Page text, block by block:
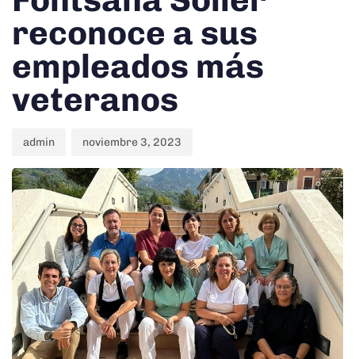
reconoce a sus
empleados más
veteranos
admin noviembre 3, 2023